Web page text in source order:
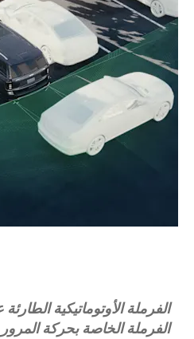
الفرملة الأوتوماتيكية
الفرملة الخاصة بحركة المرور